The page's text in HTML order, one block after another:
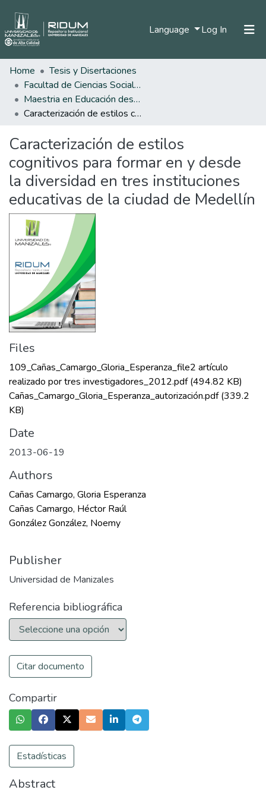
Language Log In (current)
Home
Tesis y Disertaciones
Facultad de Ciencias Sociales y Humanas
Maestria en Educación desde la Diversidad
Caracterización de estilos cognitivos para formar en y desde la diversidad en tres instituciones educativas de la ciudad de Medellín
Caracterización de estilos
cognitivos para formar en y desde
la diversidad en tres instituciones
educativas de la ciudad de Medellín
Files
109_Cañas_Camargo_Gloria_Esperanza_file2 artículo
realizado por tres investigadores_2012.pdf(494.82 KB)
Cañas_Camargo_Gloria_Esperanza_autorización.pdf(339.2
KB)
Date
2013-06-19
Authors
Cañas Camargo, Gloria Esperanza
Cañas Camargo, Héctor Raúl
González González, Noemy
Publisher
Universidad de Manizales
Referencia bibliográfica
Citar documento
Compartir
Estadísticas
Abstract